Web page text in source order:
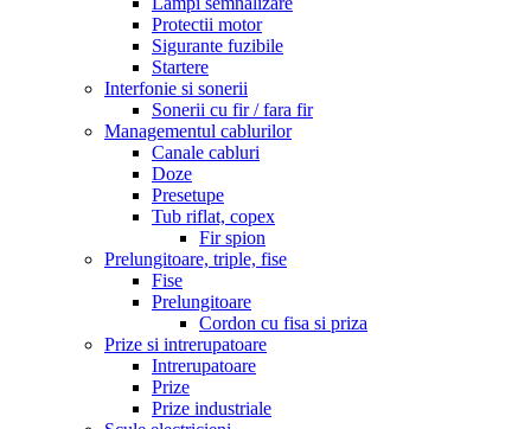
Protectii motor
Sigurante fuzibile
Startere
Interfonie si sonerii
Sonerii cu fir / fara fir
Managementul cablurilor
Canale cabluri
Doze
Presetupe
Tub riflat, copex
Fir spion
Prelungitoare, triple, fise
Fise
Prelungitoare
Cordon cu fisa si priza
Prize si intrerupatoare
Intrerupatoare
Prize
Prize industriale